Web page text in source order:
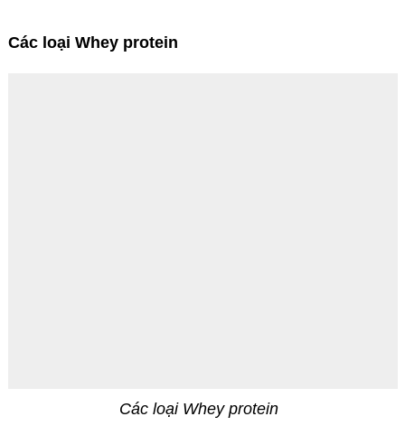
Các loại Whey protein
Các loại Whey protein